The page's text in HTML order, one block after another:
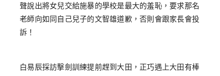
聲說出將女兒交給施暴的學校是最大的羞恥，要求那名
老師向如同自己兒子的文智雄道歉，否則會跟家長會投
訴！
白易辰採訪擊劍訓練提前趕到大田，正巧遇上大田有棒